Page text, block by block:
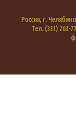
Россия, г.
Тел. (351) 263-